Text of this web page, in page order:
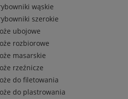
wąskie
szerokie
ubojowe
rozbiorowe
masarskie
rzeźnicze
do filetowania
do plastrowania